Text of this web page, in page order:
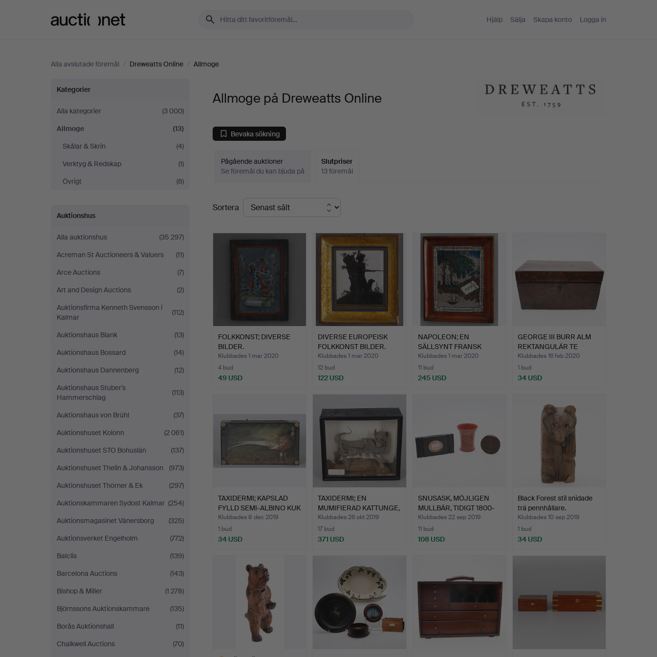
Hjälp Sälja Skapa konto Logga in
Alla avslutade föremål / Dreweatts Online / Allmoge
Allmoge
på
Dreweatts
Online
Kategorier
Alla kategorier
(3 000)
Allmoge
(13)
Skålar & Skrin
(4)
Verktyg & Redskap
(1)
Övrigt
(8)
Auktionshus
Alla auktionshus
(35 297)
Acreman St Auctioneers & Valuers
(11)
Arce Auctions
(7)
Art and Design Auctions
(2)
Auktionsfirma Kenneth Svensson i
Kalmar
(112)
Auktionshaus Blank
(13)
Auktionshaus Bossard
(14)
Auktionshaus Dannenberg
(12)
Auktionshaus Stuber's
Hammerschlag
(113)
Auktionshaus von Brühl
(37)
Auktionshuset Kolonn
(2 061)
Auktionshuset STO Bohuslän
(137)
Auktionshuset Thelin & Johansson
(973)
Auktionshuset Thörner & Ek
(297)
Auktionskammaren Sydost Kalmar (254)
Auktionsmagasinet Vänersborg
(325)
Auktionsverket Engelholm
(772)
Balclis
(139)
Barcelona Auctions
(143)
Bishop & Miller
(1 278)
Björnssons Auktionskammare
(135)
Borås Auktionshall
(11)
Chalkwell Auctions
(70)
Allmoge på Dreweatts Online
Bevaka sökning
Pågående auktioner
Se föremål du kan bjuda på
Slutpriser
13 föremål
Slutpriser
Sortera
FOLKKONST; DIVERSE
BILDER.
Klubbades 1 mar 2020
4 bud
49 USD
DIVERSE EUROPEISK
FOLKKONST BILDER.
Klubbades 1 mar 2020
12 bud
122 USD
NAPOLEON; EN
SÄLLSYNT FRANSK
PÄRLPUSSELBIL…
Klubbades 1 mar 2020
11 bud
245 USD
GEORGE III BURR ALM
REKTANGULÄR TE
CADDY, …
Klubbades 16 feb 2020
1 bud
34 USD
TAXIDERMI; KAPSLAD
FYLLD SEMI-ALBINO KUK
F…
Klubbades 8 dec 2019
1 bud
34 USD
TAXIDERMI; EN
MUMIFIERAD KATTUNGE,
HÖLJET.
Klubbades 26 okt 2019
17 bud
371 USD
SNUSASK, MÖJLIGEN
MULLBÄR, TIDIGT 1800-
TAL.
Klubbades 22 sep 2019
11 bud
108 USD
Black Forest stil snidade
trä pennhållare.
Klubbades 10 sep 2019
1 bud
34 USD